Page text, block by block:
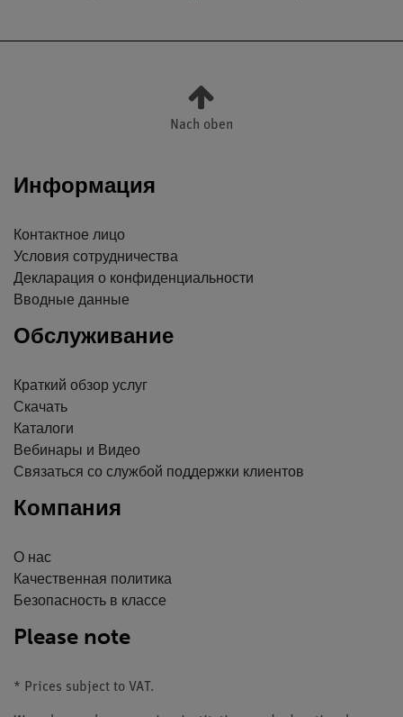
Nach oben
Информация
Контактное лицо
Условия сотрудничества
Декларация о конфиденциальности
Вводные данные
Обслуживание
Краткий обзор услуг
Скачать
Каталоги
Вебинары и Видео
Связаться со службой поддержки клиентов
Компания
О нас
Качественная политика
Безопасность в классе
Please note
* Prices subject to VAT.